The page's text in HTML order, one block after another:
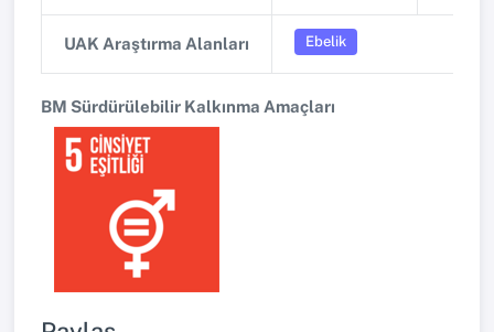
UAK Araştırma Alanları Ebelik
BM Sürdürülebilir Kalkınma Amaçları